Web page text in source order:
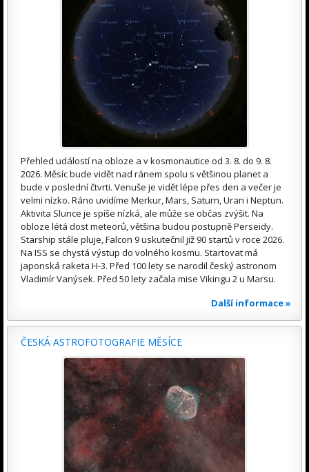
Přehled událostí na obloze a v kosmonautice od 3. 8. do 9. 8.
2026. Měsíc bude vidět nad ránem spolu s většinou planet a
bude v poslední čtvrti. Venuše je vidět lépe přes den a večer je
velmi nízko. Ráno uvidíme Merkur, Mars, Saturn, Uran i Neptun.
Aktivita Slunce je spíše nízká, ale může se občas zvýšit. Na
obloze létá dost meteorů, většina budou postupně Perseidy.
Starship stále pluje, Falcon 9 uskutečnil již 90 startů v roce 2026.
Na ISS se chystá výstup do volného kosmu. Startovat má
japonská raketa H-3. Před 100 lety se narodil český astronom
Vladimír Vanýsek. Před 50 lety začala mise Vikingu 2 u Marsu.
Další informace »
ČESKÁ ASTROFOTOGRAFIE MĚSÍCE